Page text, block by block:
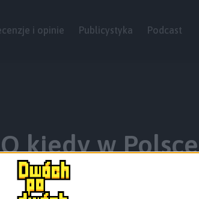
i opinie Publicystyka Podcast
kiedy w Polsce